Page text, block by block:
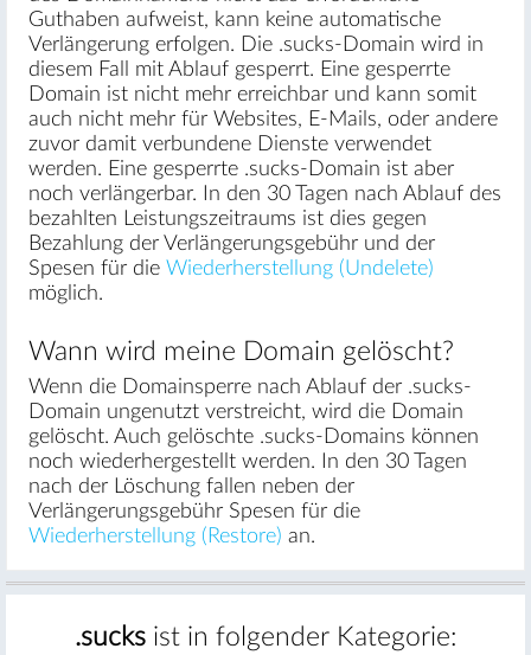
Guthaben aufweist, kann keine automatische
Verlängerung erfolgen. Die .sucks-Domain wird in
diesem Fall mit Ablauf gesperrt. Eine gesperrte
Domain ist nicht mehr erreichbar und kann somit
auch nicht mehr für Websites, E-Mails, oder andere
zuvor damit verbundene Dienste verwendet
werden. Eine gesperrte .sucks-Domain ist aber
noch verlängerbar. In den 30 Tagen nach Ablauf des
bezahlten Leistungszeitraums ist dies gegen
Bezahlung der Verlängerungsgebühr und der
Spesen für die Wiederherstellung (Undelete)
möglich.
Wann wird meine Domain gelöscht?
Wenn die Domainsperre nach Ablauf der .sucks-
Domain ungenutzt verstreicht, wird die Domain
gelöscht. Auch gelöschte .sucks-Domains können
noch wiederhergestellt werden. In den 30 Tagen
nach der Löschung fallen neben der
Verlängerungsgebühr Spesen für die
Wiederherstellung (Restore) an.
.sucksist in folgender Kategorie: